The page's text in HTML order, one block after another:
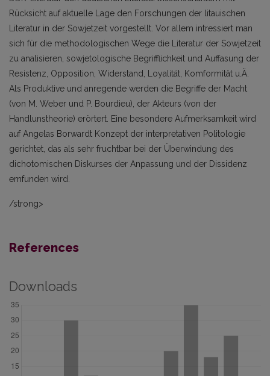
Rücksicht auf aktuelle Lage den Forschungen der litauischen
Literatur in der Sowjetzeit vorgestellt. Vor allem intressiert man
sich für die methodologischen Wege die Literatur der Sowjetzeit
zu analisieren, sowjetologische Begrifflichkeit und Auffasung der
Resistenz, Opposition, Widerstand, Loyalität, Komformität u.Ä.
Als Produktive und anregende werden die Begriffe der Macht
(von M. Weber und P. Bourdieu), der Akteurs (von der
Handlunstheorie) erörtert. Eine besondere Aufmerksamkeit wird
auf Angelas Borwardt Konzept der interpretativen Politologie
gerichtet, das als sehr fruchtbar bei der Überwindung des
dichotomischen Diskurses der Anpassung und der Dissidenz
emfunden wird.
/strong>
References
Downloads